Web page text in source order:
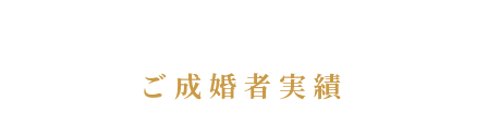
ご成婚者実績